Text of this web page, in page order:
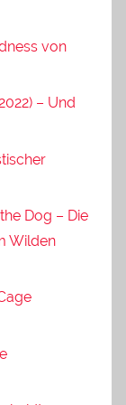
von
– Und
Dog – Die
Wilden